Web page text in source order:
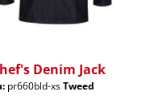
Denim Jack
pr660bld-xsTweed